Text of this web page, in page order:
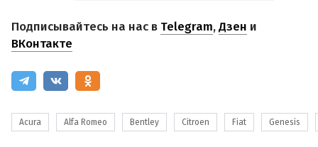
Подписывайтесь на нас в Telegram,Дзен и
ВКонтакте
Acura Alfa Romeo Bentley Citroen Fiat Genesis